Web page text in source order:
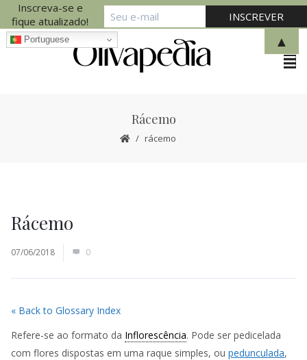
Rácemo
rácemo
Rácemo
07/06/2018 0
« Back to Glossary Index
Refere-se ao formato da Inflorescência. Pode ser pedicelada
com flores dispostas em uma raque simples, ou pedunculada,
Inscreva-se e
fique atualizado!
▲
Portuguese